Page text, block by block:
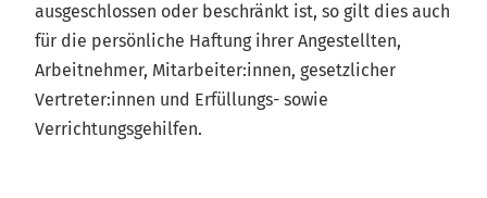
ausgeschlossen oder beschränkt ist, so gilt dies auch
für die persönliche Haftung ihrer Angestellten,
Arbeitnehmer, Mitarbeiter:innen, gesetzlicher
Vertreter:innen und Erfüllungs- sowie
Verrichtungsgehilfen.